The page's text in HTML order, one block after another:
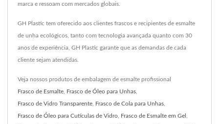
marca e ressoam com mercados globais.
GH Plastic tem oferecido aos clientes frascos e recipientes de esmalte
de unha ecológicos, tanto com tecnologia avançada quanto com 30
anos de experiência, GH Plastic garante que as demandas de cada
cliente sejam atendidas.
Veja nossos produtos de embalagem de esmalte profissional
Frasco de Esmalte Frasco de Óleo para Unhas
Frasco de Vidro Transparente Frasco de Cola para Unhas
Frasco de Óleo para Cutículas de Vidro Frasco de Esmalte em Gel